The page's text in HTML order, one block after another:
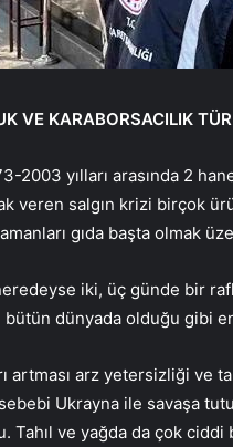
VE KARABORSACILIK
2003 yılları arasında 2
veren salgın krizi birçok
gıda başta olmak
iki, üç günde bir
dünyada olduğu gibi
artması arz yetersizliği ve
Ukrayna ile savaşa
Tahıl ve yağda da çok ciddi